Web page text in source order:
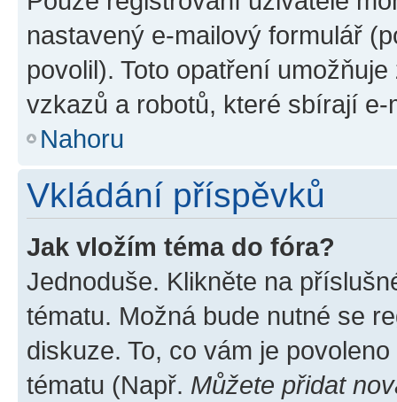
nastavený e-mailový formulář
povolil). Toto opatření
vzkazů a robotů, které sbírají e-
Nahoru
Vkládání příspěvků
Jak vložím téma do fóra?
Jednoduše. Klikněte na
tématu. Možná bude nutné se
diskuze. To, co vám je
tématu (Např. Můžete přidat